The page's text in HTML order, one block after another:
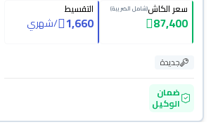
سعر الكاش(شامل الضريبة)
87,400
التقسيط
1,660
/شهري
جديدة
ضمان
الوكيل